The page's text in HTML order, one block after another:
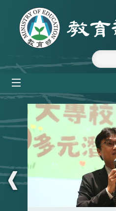
跳到主要內容區塊
:::